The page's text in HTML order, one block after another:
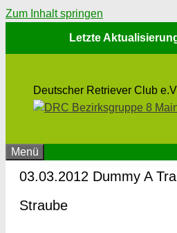
Zum Inhalt springen
Letzte
Deutscher Retriever Club
Menü
03.03.2012 Dummy A
Straube